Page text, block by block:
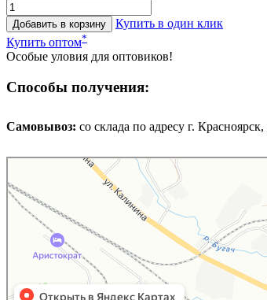
Добавить в корзину
Купить в один клик
Купить оптом*
Особые уловия для оптовиков!
Способы получения:
Самовывоз: cо склада по адресу г.